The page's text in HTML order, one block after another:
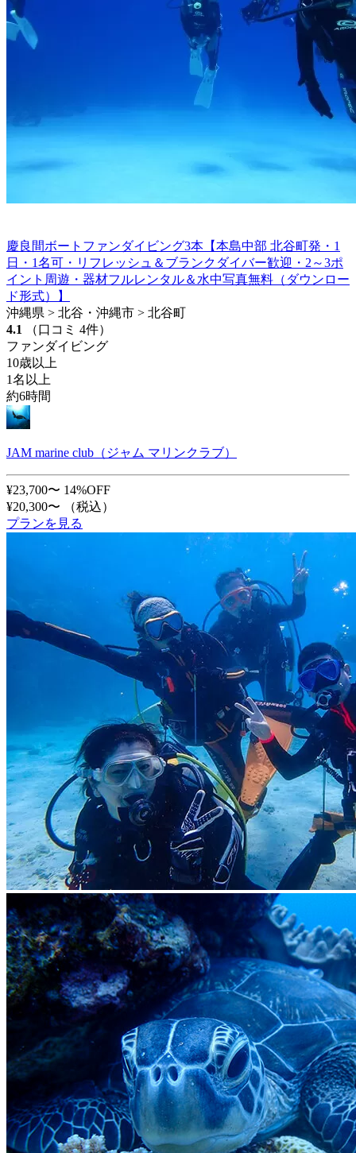
慶良間ボートファンダイビング3本【本島中部 北谷町発・1
日・1名可・リフレッシュ＆ブランクダイバー歓迎・2～3ポ
イント周遊・器材フルレンタル＆水中写真無料（ダウンロー
ド形式）】
沖縄県 > 北谷・沖縄市 > 北谷町
4.1
（口コミ 4件）
ファンダイビング
10歳以上
1名以上
約6時間
JAM marine club（ジャム マリンクラブ）
¥23,700〜 14%OFF
¥20,300〜
（税込）
プランを見る